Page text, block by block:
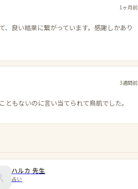
1ヶ月前
良い結果に繋がっています。感謝しかあり
3週間前
もないのに言い当てられて鳥肌でした。
ハルカ 先生
占い